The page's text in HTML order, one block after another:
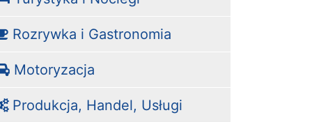
Rozrywka i Gastronomia
Motoryzacja
Produkcja, Handel, Usługi